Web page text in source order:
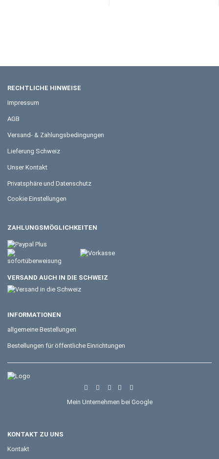
RECHTLICHE HINWEISE
Impressum
AGB
Versand- & Zahlungsbedingungen
Lieferung Schweiz
Unser Kontakt
Privatsphäre und Datenschutz
Cookie Einstellungen
ZAHLUNGSMÖGLICHKEITEN
VERSAND AUCH IN DIE SCHWEIZ
INFORMATIONEN
allgemeine Bestellungen
Bestellungen für öffentliche Einrichtungen
Mein Unternehmen bei Google
KONTAKT ZU UNS
Kontakt